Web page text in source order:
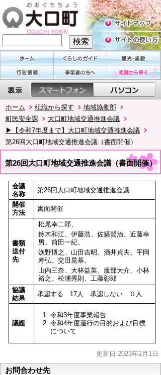
ホーム 組織から探す
地域協働部
町民安全課
大口町地域交通推進会議
▶【令和7年度まで】大口町地域交通推進会議
第26回大口町地域交通推進会議（書面開催）
第26回大口町地域交通推進会議（書面開催）
会議
名称
第26回大口町地域交通推進会議
開催
方法
書面開催
書類
送付
先
松尾幸二郎、
鈴木和江、伊藤浩、佐築賢治、近藤幸
男、前田一紀、
漁野博之、山田吉昭、酒井貞夫、平岡
寿弘、交田晃基、
山内三奈、大林益英、服部大介、小林
裕之、松浦秀則、工藤彰郎
協議
結果
承認する 17人 承認しない ０人
議題
令和3年度事業報告
令和4年度運行の目的および目標
について
更新日 2023年2月1日
お問合わせ先